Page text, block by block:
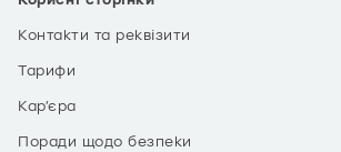
Контакти та реквізити
Тарифи
Кар’єра
Поради щодо безпеки